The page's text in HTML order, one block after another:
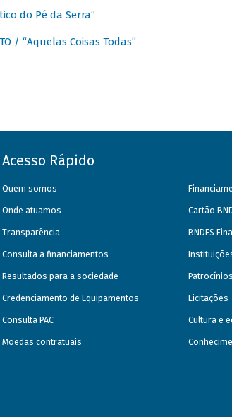
do Pé da Serra”
/ “Aquelas Coisas Todas”
Acesso Rápido
Quem somos
Onde atuamos
Transparência
Consulta a financiamentos
Resultados para a sociedade
Credenciamento de Equipamentos
Consulta PAC
Moedas contratuais
Cartão
BNDES
Patrocínios
Licitações
Cultura e